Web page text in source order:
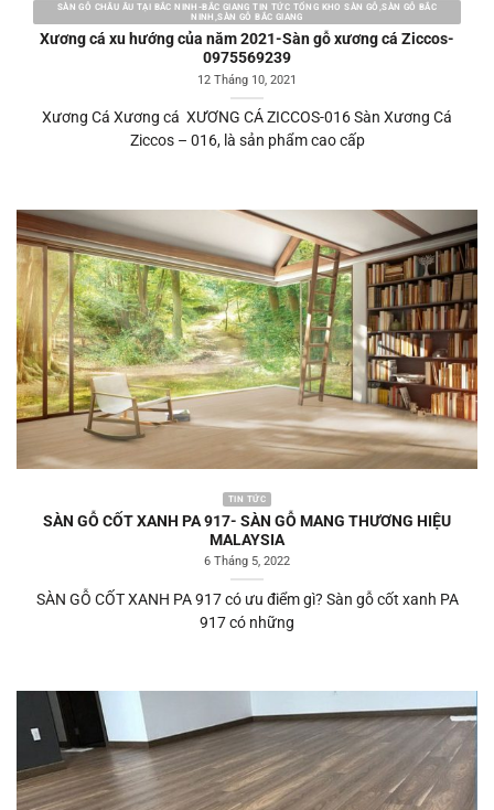
SÀN GỖ CHÂU ÂU TẠI BẮC NINH-BẮC GIANG TIN TỨC TỔNG KHO SÀN GỖ,SÀN GỖ BẮC
NINH,SÀN GỖ BẮC GIANG
Xương cá xu hướng của năm 2021-Sàn gỗ xương cá Ziccos-
0975569239
12 Tháng 10, 2021
Xương Cá Xương cá XƯƠNG CÁ ZICCOS-016 Sàn Xương Cá
Ziccos – 016, là sản phẩm cao cấp
TIN TỨC
SÀN GỖ CỐT XANH PA 917- SÀN GỖ MANG THƯƠNG HIỆU
MALAYSIA
6 Tháng 5, 2022
SÀN GỖ CỐT XANH PA 917 có ưu điểm gì? Sàn gỗ cốt xanh PA
917 có những